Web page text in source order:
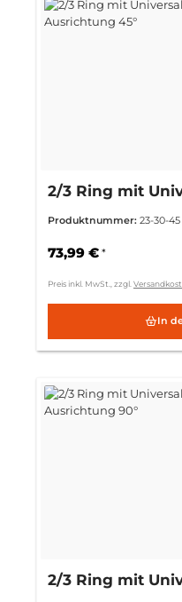
2/3 Ring mit
Produktnummer: 23-30-45
73,99 € *
Preis inkl. MwSt., zzgl.
In
2/3 Ring mit